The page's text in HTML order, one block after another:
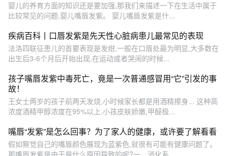
婴儿的养育方面的知识还是要加强,那我们来描述一下在生活中属于
比较常见的问题,婴儿嘴唇发紫。 婴儿嘴唇发紫是什...
疾病百科丨口唇发紫是先天性心脏病患儿最常见的表现
法洛四联征患儿的首要表现是发绀,一般在口唇处最为明显,大多数在
出生后3-6个月后开始出现,在运动或者哭闹的时候...
孩子嘴唇发紫中毒死亡，竟是一次普通感冒用“它”引发的事
故！
王女士两岁的孩子前两天发烧,小时候家长都是用酒精擦身... 这种高
浓度酒精甲醇浓度在95%以上,小孩皮肤娇嫩,甲醛极...
嘴唇“发紫”是怎么回事？为了家人的健康，或许要了解看看
假如察觉自己的嘴唇颜色展现为蓝紫色,就很有可能有健康问题了。
那嘴唇发紫是由于是什么原因导致的呢?一、消化系...